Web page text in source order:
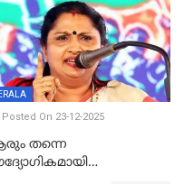
Posted On 23-12-2025
തന്നെ